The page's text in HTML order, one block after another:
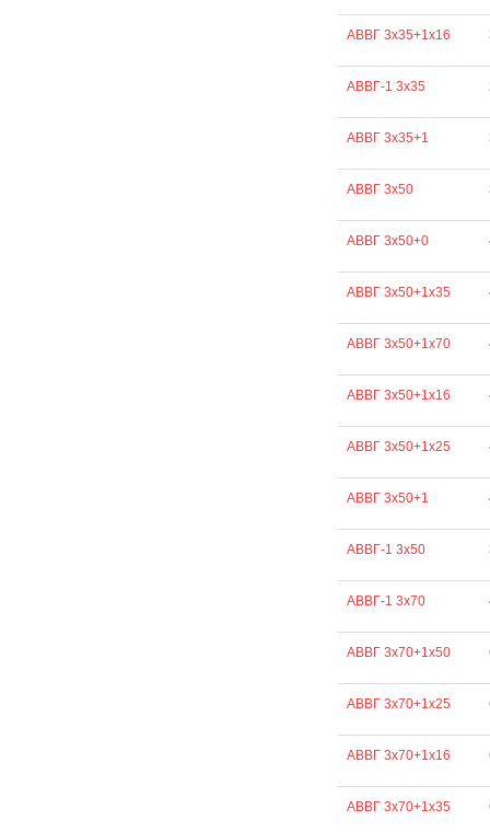
АВВГ 3х35+1х16
АВВГ-1 3х35
АВВГ 3х35+1
АВВГ 3х50
АВВГ 3х50+0
АВВГ 3х50+1х35
АВВГ 3х50+1х70
АВВГ 3х50+1х16
АВВГ 3х50+1х25
АВВГ 3х50+1
АВВГ-1 3х50
АВВГ-1 3х70
АВВГ 3х70+1х50
АВВГ 3х70+1х25
АВВГ 3х70+1х16
АВВГ 3х70+1х35